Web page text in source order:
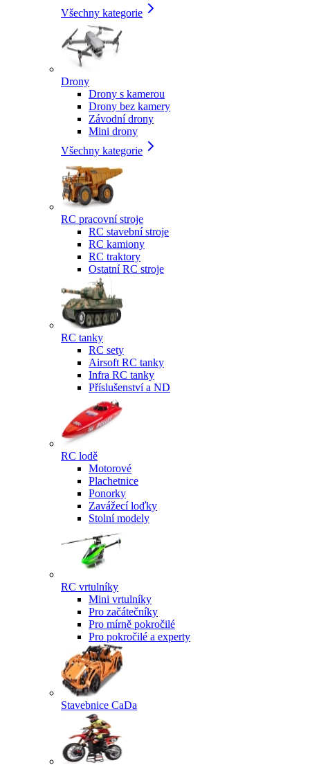
Všechny kategorie
Drony
Drony s kamerou
Drony bez kamery
Závodní drony
Mini drony
Všechny kategorie
RC pracovní stroje
RC stavební stroje
RC kamiony
RC traktory
Ostatní RC stroje
RC tanky
RC sety
Airsoft RC tanky
Infra RC tanky
Příslušenství a ND
RC lodě
Motorové
Plachetnice
Ponorky
Zavážecí loďky
Stolní modely
RC vrtulníky
Mini vrtulníky
Pro začátečníky
Pro mírně pokročilé
Pro pokročilé a experty
Stavebnice CaDa